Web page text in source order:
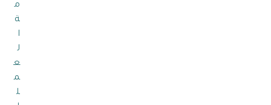
م
ة
ا
ل
ع
م
ل